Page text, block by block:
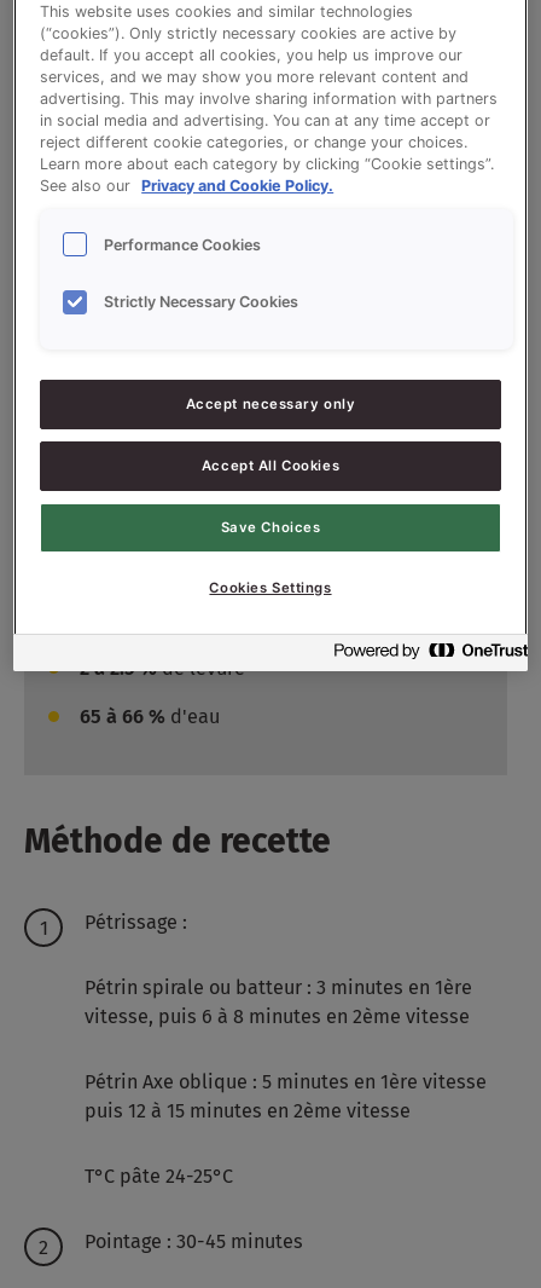
Un pain complet avec Creation Malted
Wheat
Concentré sans sel pour la préparation de pain
bis, pain complet aromatique
Pain complet
de farine de blé tendre type 65
de farine complète T150
2 à 2.5 % de levure
65 à 66 % d'eau
Méthode de recette
Pétrissage :
Pétrin spirale ou batteur : 3 minutes en 1ère
vitesse, puis 6 à 8 minutes en 2ème vitesse
Pétrin Axe oblique : 5 minutes en 1ère vitesse
puis 12 à 15 minutes en 2ème vitesse
T°C pâte 24-25°C
Pointage : 30-45 minutes
This website uses cookies and similar technologies
(“cookies”). Only strictly necessary cookies are active by
default. If you accept all cookies, you help us improve our
services, and we may show you more relevant content and
advertising. This may involve sharing information with partners
in social media and advertising. You can at any time accept or
reject different cookie categories, or change your choices.
Learn more about each category by clicking “Cookie settings”.
See also our
Privacy and Cookie Policy.
Performance Cookies
Strictly Necessary Cookies
Accept necessary only
Accept All Cookies
Save Choices
Cookies Settings